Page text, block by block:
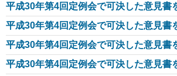
平成30年第4回定例会で可決した意見書
平成30年第4回定例会で可決した意見書
平成30年第4回定例会で可決した意見書
平成30年第4回定例会で可決した意見書